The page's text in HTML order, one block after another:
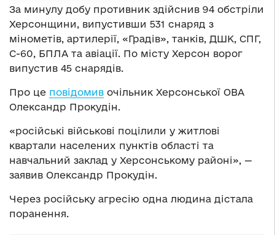
За минулу добу противник здійснив 94 обстріли
Херсонщини, випустивши 531 снаряд з
мінометів, артилерії, «Градів», танків, ДШК, СПГ,
С-60, БПЛА та авіації. По місту Херсон ворог
випустив 45 снарядів.
Про це повідомив очільник Херсонської ОВА
Олександр Прокудін.
«російські військові поцілили у житлові
квартали населених пунктів області та
навчальний заклад у Херсонському районі», —
заявив Олександр Прокудін.
Через російську агресію одна людина дістала
поранення.